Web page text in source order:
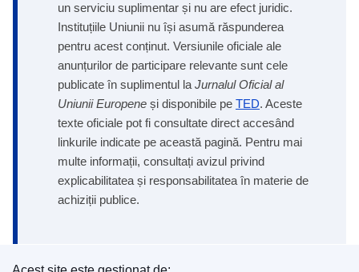
un serviciu suplimentar și nu are efect juridic.
Instituțiile Uniunii nu își asumă răspunderea
pentru acest conținut. Versiunile oficiale ale
anunțurilor de participare relevante sunt cele
publicate în suplimentul la Jurnalul Oficial al
Uniunii Europene și disponibile pe TED. Aceste
texte oficiale pot fi consultate direct accesând
linkurile indicate pe această pagină. Pentru mai
multe informații, consultați avizul privind
explicabilitatea și responsabilitatea în materie de
achiziții publice.